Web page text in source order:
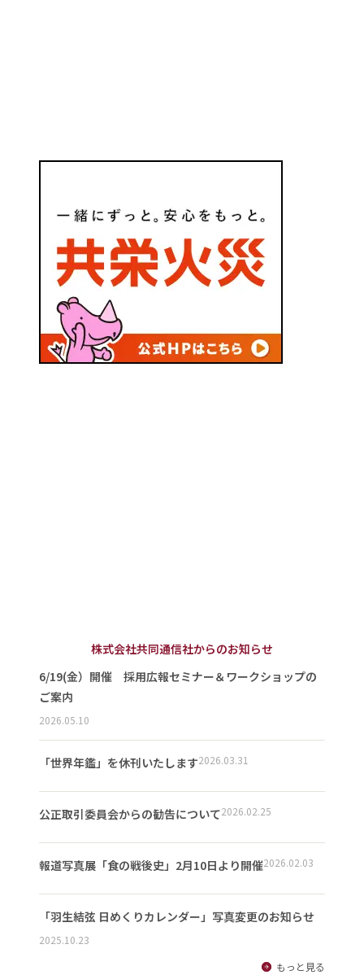
株式会社共同通信社からのお知らせ
6/19(金）開催 採用広報セミナー＆ワークショップの
ご案内
2026.05.10
「世界年鑑」を休刊いたします2026.03.31
公正取引委員会からの勧告について2026.02.25
報道写真展「食の戦後史」2月10日より開催2026.02.03
「羽生結弦 日めくりカレンダー」写真変更のお知らせ
2025.10.23
もっと見る